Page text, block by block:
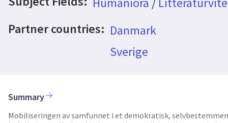
Partner countries: Danmark
Sverige
Summary
Mobiliseringen av samfunnet i et demokratisk,